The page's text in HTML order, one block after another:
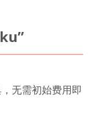
无需初始费用即